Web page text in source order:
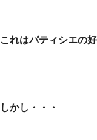
これはパティシエの
しかし・・・